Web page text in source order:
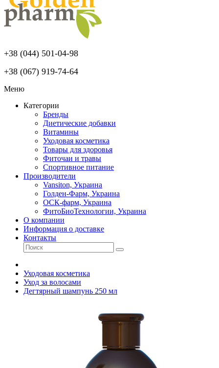
+38 (044) 501-04-98
+38 (067) 919-74-64
Меню
Категории
Бренды
Диетические добавки
Витамины
Уходовая косметика
Товары для здоровья
Фиточаи и травы
Спортивное питание
Производители
Vansiton, Украина
Голден-Фарм, Украина
ОСК-фарм, Украина
ФитоБиоТехнологии, Украина
О компании
Информация о доставке
Контакты
Уходовая косметика
Уход за волосами
Дегтярный шампунь 250 мл